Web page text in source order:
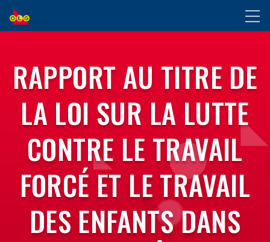
ALLER
AU
CONTENU
RAPPORT AU TITRE DE
LA LOI SUR LA LUTTE
CONTRE LE TRAVAIL
FORCÉ ET LE TRAVAIL
DES ENFANTS DANS